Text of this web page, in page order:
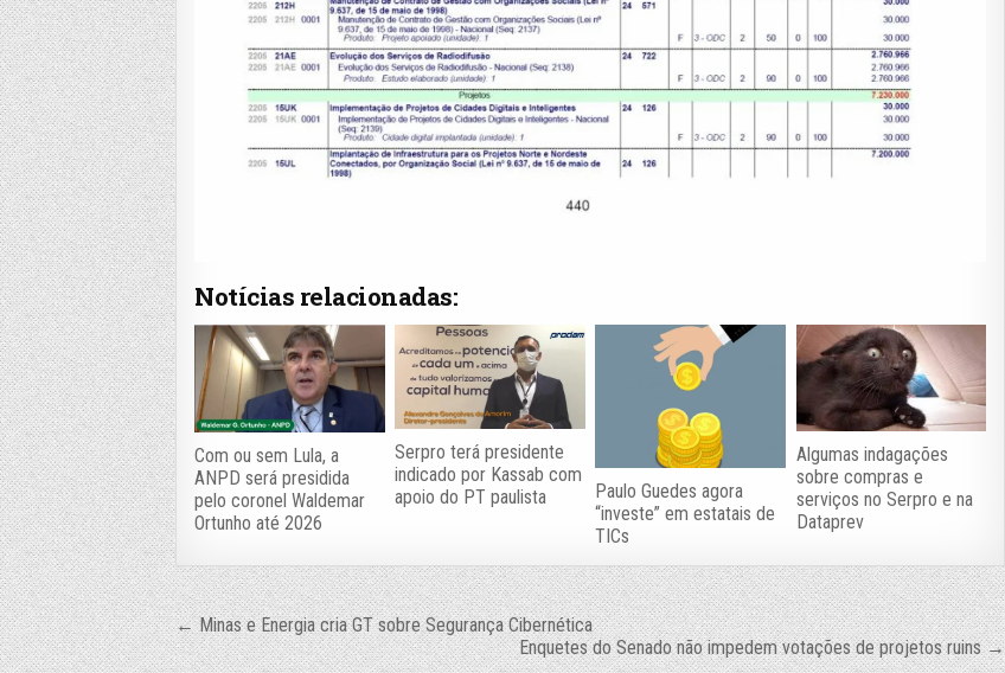
Notícias relacionadas:
Com ou sem Lula, a
ANPD será presidida
pelo coronel Waldemar
Ortunho até 2026
Serpro terá presidente
indicado por Kassab com
apoio do PT paulista
Paulo Guedes agora
“investe” em estatais de
TICs
Algumas indagações
sobre compras e
serviços no Serpro e na
Dataprev
Navegação
← Minas e Energia cria GT sobre Segurança Cibernética
Enquetes do Senado não impedem votações de projetos ruins →